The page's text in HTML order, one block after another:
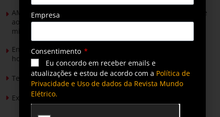
AMIG Brasil convida pré-candidatos ao Governo de Minas e
ao Senado para discutir propostas para os municípios
mineradores e afetados
Energia solar permitirá ampliar em 25% a produção de
hortaliças em projeto social no Tocantins
Tendências de Iluminação em 2026
Expansão da energia solar no Brasil
Empresa
Consentimento
Eu concordo em receber emails e
atualizações e estou de acordo com a Política de
Privacidade e Uso de dados da Revista Mundo
Elétrico.